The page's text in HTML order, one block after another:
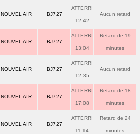
NOUVEL AIR BJ727
ATTERRI
12:42
Aucun retard
NOUVEL AIR BJ727
ATTERRI
13:04
Retard de 19
minutes
NOUVEL AIR BJ727
ATTERRI
12:35
Aucun retard
NOUVEL AIR BJ727
ATTERRI
17:08
Retard de 18
minutes
NOUVEL AIR BJ727
ATTERRI
11:14
Retard de 24
minutes